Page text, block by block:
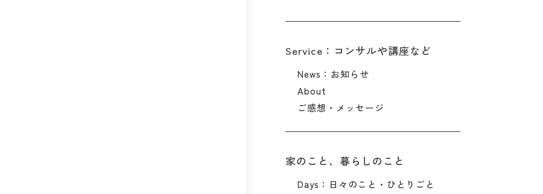
Service：コンサルや講座など
News：お知らせ
About
ご感想・メッセージ
家のこと、暮らしのこと
Days：日々のこと・ひとりごと